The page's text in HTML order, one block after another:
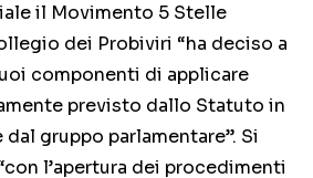
il Movimento 5 Stelle
dei Probiviri “ha deciso a
componenti di applicare
previsto dallo Statuto in
gruppo parlamentare”. Si
l’apertura dei procedimenti